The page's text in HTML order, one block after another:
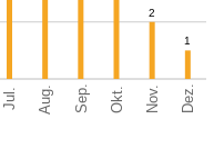
Jul. Aug. Sep. Okt. Nov. Dez.
2
1